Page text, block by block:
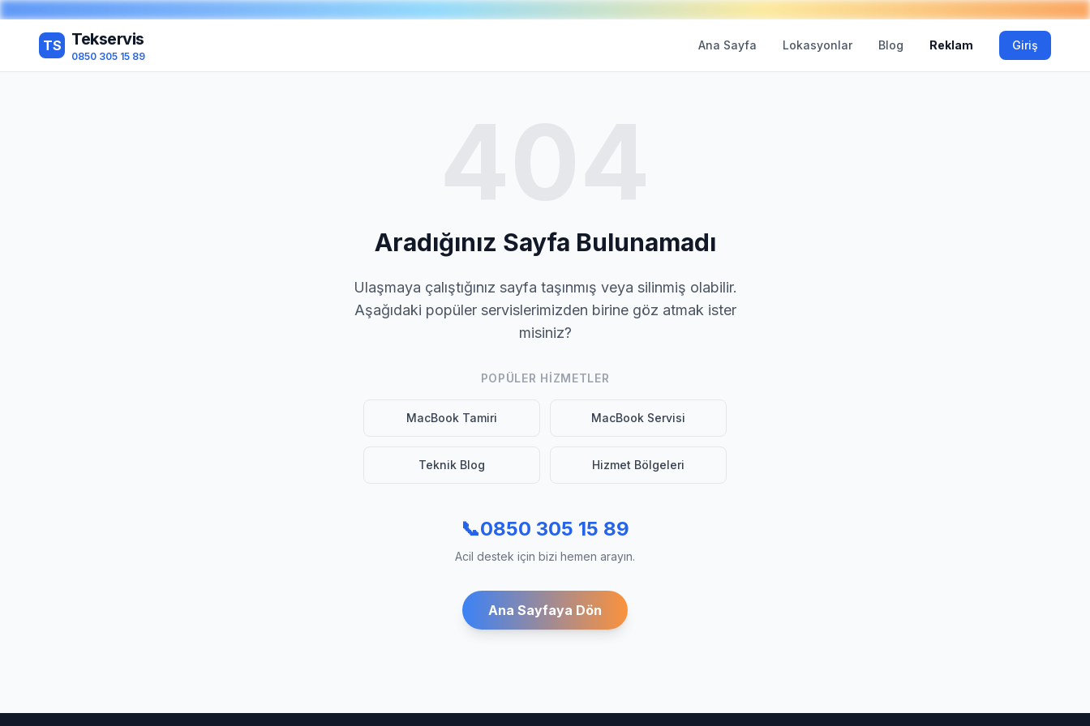
TS Tekservis
0850 305 15 89
Ana Sayfa Lokasyonlar Blog Reklam Giriş
Aradığınız Sayfa Bulunamadı
Ulaşmaya çalıştığınız sayfa taşınmış veya silinmiş olabilir.
Aşağıdaki popüler servislerimizden birine göz atmak ister
misiniz?
POPÜLER HIZMETLER
MacBook Tamiri MacBook Servisi
Teknik Blog Hizmet Bölgeleri
📞0850 305 15 89
Acil destek için bizi hemen arayın.
Ana Sayfaya Dön